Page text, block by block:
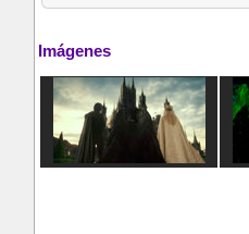
Imágenes